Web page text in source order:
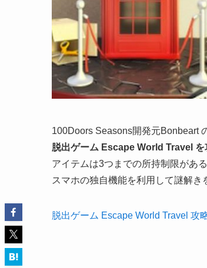
100Doors Seasons開発元Bonbeart
脱出ゲーム Escape World Travel を
アイテムは3つまでの所持制限がある
スマホの独自機能を利用して謎解き
脱出ゲーム Escape World Travel 攻